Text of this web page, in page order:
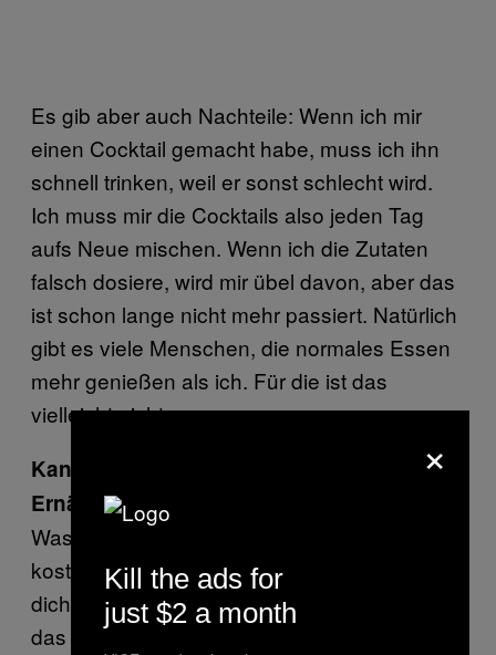
Es gib aber auch Nachteile: Wenn ich mir
einen Cocktail gemacht habe, muss ich ihn
schnell trinken, weil er sonst schlecht wird.
Ich muss mir die Cocktails also jeden Tag
aufs Neue mischen. Wenn ich die Zutaten
falsch dosiere, wird mir übel davon, aber das
ist schon lange nicht mehr passiert. Natürlich
gibt es viele Menschen, die normales Essen
mehr genießen als ich. Für die ist das
vielleicht nichts.
Kann Soylent unsere
Ernährungsgewohnheiten verändern?
Was wir essen, hat viel damit zu tun, was es
kostest und ob es schnell geht. Du kannst
dich gesund ernähren, aber in Amerika ist
das nicht so leicht—das billigste und
×
Kill the ads for
just $2 a month